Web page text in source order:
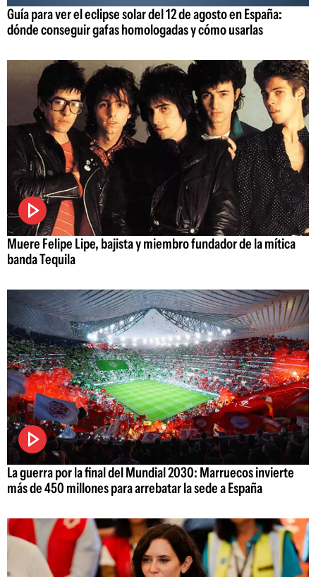
Guía para ver el eclipse solar del 12 de agosto en España:
dónde conseguir gafas homologadas y cómo usarlas
Muere Felipe Lipe, bajista y miembro fundador de la mítica
banda Tequila
La guerra por la final del Mundial 2030: Marruecos invierte
más de 450 millones para arrebatar la sede a España